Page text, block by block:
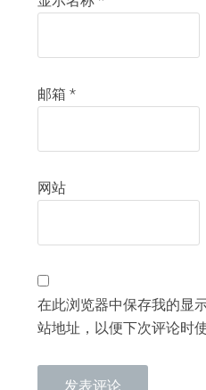
邮箱*
网站
在此浏览器中保存我的显
站地址，以便下次评论时使